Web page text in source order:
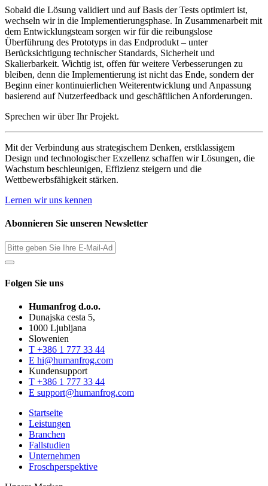
Sobald die Lösung validiert und auf Basis der Tests optimiert ist,
wechseln wir in die Implementierungsphase. In Zusammenarbeit mit
dem Entwicklungsteam sorgen wir für die reibungslose
Überführung des Prototyps in das Endprodukt – unter
Berücksichtigung technischer Standards, Sicherheit und
Skalierbarkeit. Wichtig ist, offen für weitere Verbesserungen zu
bleiben, denn die Implementierung ist nicht das Ende, sondern der
Beginn einer kontinuierlichen Weiterentwicklung und Anpassung
basierend auf Nutzerfeedback und geschäftlichen Anforderungen.
Sprechen wir über Ihr Projekt.
Mit der Verbindung aus strategischem Denken, erstklassigem
Design und technologischer Exzellenz schaffen wir Lösungen, die
Wachstum beschleunigen, Effizienz steigern und die
Wettbewerbsfähigkeit stärken.
Lernen wir uns kennen
Abonnieren Sie unseren Newsletter
Folgen Sie uns
Humanfrog d.o.o.
Dunajska cesta 5,
1000 Ljubljana
Slowenien
T +386 1 777 33 44
E hi@humanfrog.com
Kundensupport
T +386 1 777 33 44
E support@humanfrog.com
Startseite
Leistungen
Branchen
Fallstudien
Unternehmen
Froschperspektive